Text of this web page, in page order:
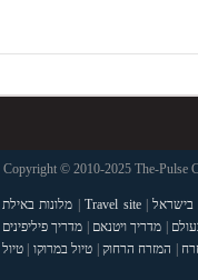
Copyright © 2010-2025 The-Pulse
בישראל|
Travel site
| מלונות באילת
| מדריך ויטנאם | מדריך פיליפינים
| המזרח הרחוק | טיול במרוקו | טיול